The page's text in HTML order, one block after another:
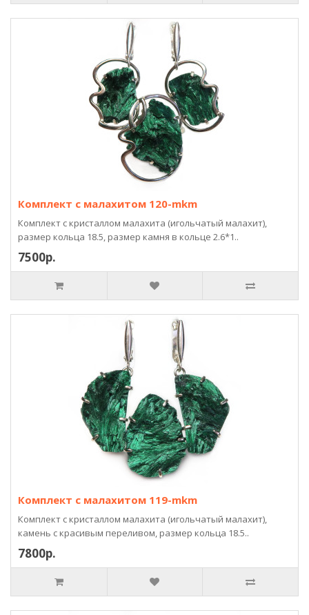
Комплект с малахитом 120-mkm
Комплект с кристаллом малахита (игольчатый малахит),
размер кольца 18.5, размер камня в кольце 2.6*1..
7500р.
Комплект с малахитом 119-mkm
Комплект с кристаллом малахита (игольчатый малахит),
камень с красивым переливом, размер кольца 18.5..
7800р.